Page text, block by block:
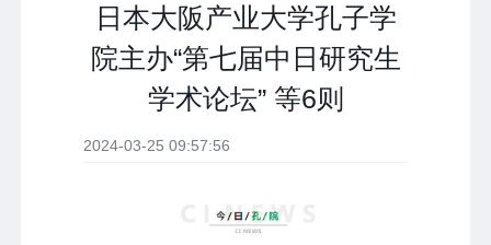
日本大阪产业大学孔子学
院主办“第七届中日研究生
学术论坛” 等6则
2024-03-25 09:57:56